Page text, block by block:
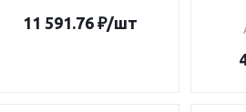
11 591.76₽/шт